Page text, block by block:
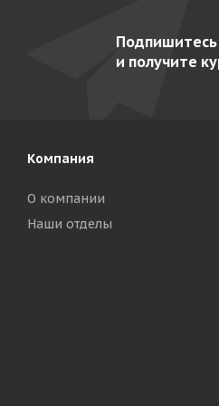
и получите
Компания
О компании
Наши отделы